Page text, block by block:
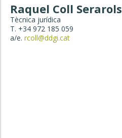
Raquel Coll Serarols
Tècnica jurídica
T. +34 972 185 059
a/e. rcoll@ddgi.cat